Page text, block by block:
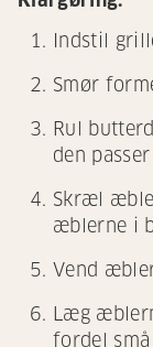
Indstil
Smør
Rul
den
Skræl
æblerne i
Vend
Læg
fordel